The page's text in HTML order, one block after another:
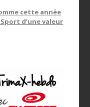
cette année
d’une valeur